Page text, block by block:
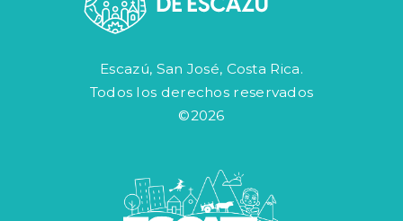
Escazú, San José, Costa Rica.
Todos los derechos reservados
©2026